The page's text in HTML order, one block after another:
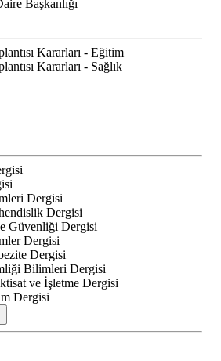
Başkanlığı
Kararları - Eğitim
Kararları - Sağlık
Dergisi
Dergisi
Güvenliği Dergisi
Dergisi
Dergisi
Bilimleri Dergisi
ve İşletme Dergisi
Dergisi